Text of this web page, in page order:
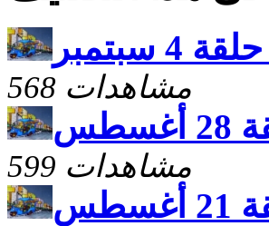
568 مشاهدات
599 مشاهدات